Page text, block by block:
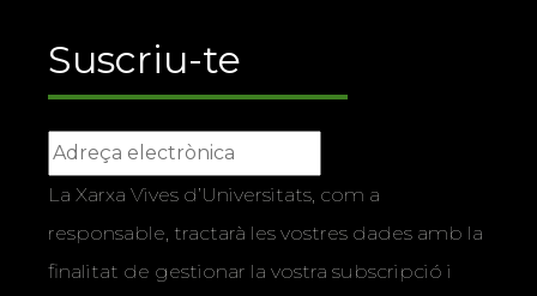
Suscriu-te
La Xarxa Vives d’Universitats, com a
responsable, tractarà les vostres dades amb la
finalitat de gestionar la vostra subscripció i